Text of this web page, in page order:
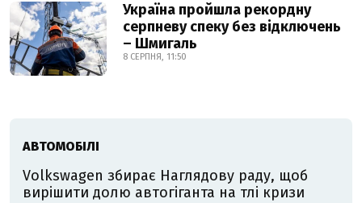
Україна пройшла рекордну
серпневу спеку без відключень
– Шмигаль
8 СЕРПНЯ, 11:50
АВТОМОБІЛІ
Volkswagen збирає Наглядову раду, щоб
вирішити долю автогіганта на тлі кризи